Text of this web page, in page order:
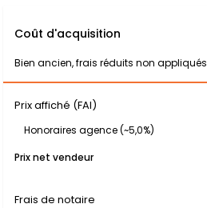
Coût d'acquisition
Bien ancien, frais réduits non appliqués
Prix affiché (FAI)
Honoraires agence (~5,0%)
Prix net vendeur
Frais de notaire